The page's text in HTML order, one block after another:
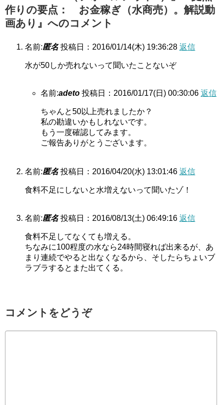
作りの要点： お金稼ぎ（水商売）。解説動
画あり』へのコメント
名前:匿名 投稿日：2016/01/14(木) 19:36:28 返信
水が50しか売れないって聞いたことないぞ
名前:adeto 投稿日：2016/01/17(日) 00:30:06 返信
ちゃんと50以上売れましたか？
私の勘違いかもしれないです。
もう一度確認してみます。
ご報告ありがとうございます。
名前:匿名 投稿日：2016/04/20(水) 13:01:46 返信
食料不足にしないと水増えないって聞いたゾ！
名前:匿名 投稿日：2016/08/13(土) 06:49:16 返信
食料不足してなくても増える。
ちなみに100程度の水なら24時間寝れば出来るが、あ
まり連続でやると出なくなるから、そしたらちょいブ
ラブラするとまた出てくる。
コメントをどうぞ